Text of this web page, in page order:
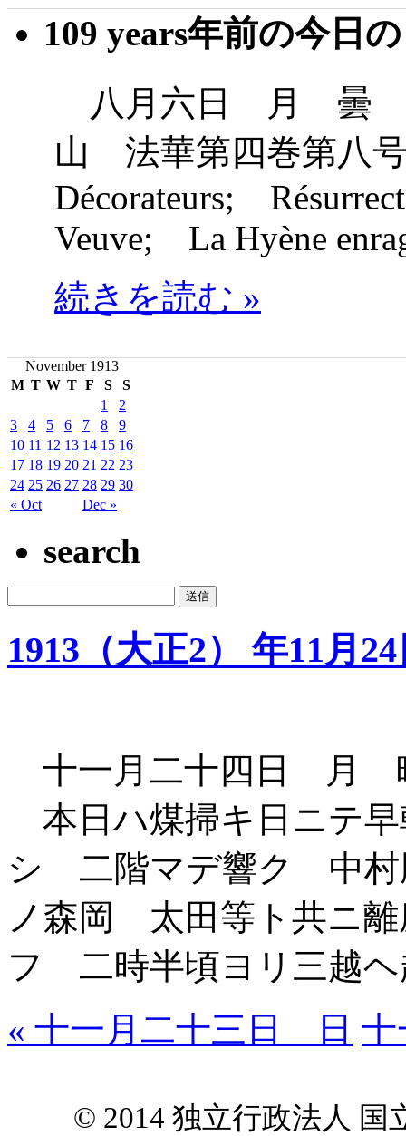
109 years年前の今日
八月六日 月 曇
山 法華第四巻第八
Décorateurs;
Veuve; La Hyène
続きを読む »
November 1913
M T W T F S S
« Oct Dec »
1
2
3
4 5 6 7 8
9
10 11 12 13 14 15 16
17 18 19 20 21 22 23
24 25 26 27 28 29 30
search
1913（大正2） 年11月
十一月二十四日 月
本日ハ煤掃キ日ニテ
シ 二階マデ響ク 中村
ノ森岡 太田等ト共ニ離
フ 二時半頃ヨリ三越
« 十一月二十三日 日
© 2014 独立行政法人 国